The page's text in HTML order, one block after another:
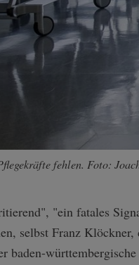
fehlen. Foto:
"ein fatales
selbst Franz
baden-